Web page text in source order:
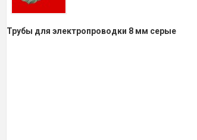
Трубы для электропроводки 8 мм серые